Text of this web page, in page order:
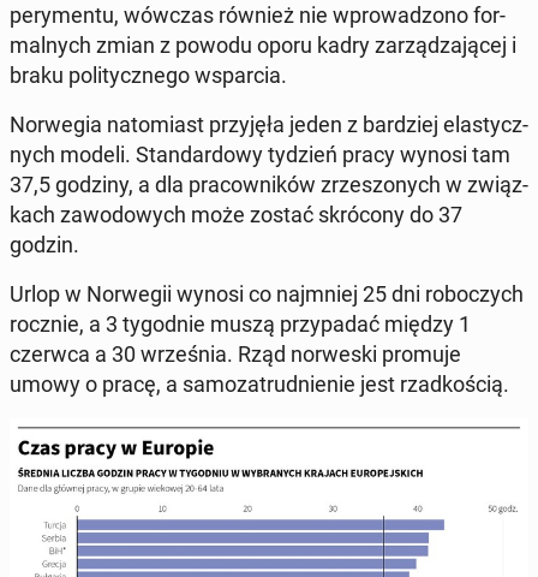
pe­ry­men­tu, wówczas również nie wpro­wa­dzo­no for­
mal­nych zmian z powodu oporu kadry za­rzą­dza­ją­cej i
braku po­li­tycz­ne­go wspar­cia.
Nor­we­gia na­to­miast przy­ję­ła jeden z bar­dziej ela­stycz­
nych modeli. Stan­dar­do­wy tydzień pracy wynosi tam
37,5 godziny, a dla pra­cow­ni­ków zrze­szo­nych w związ­
kach za­wo­do­wych może zostać skró­co­ny do 37
godzin.
Urlop w Nor­we­gii wynosi co naj­mniej 25 dni ro­bo­czych
rocznie, a 3 ty­go­dnie muszą przy­pa­dać między 1
czerwca a 30 wrze­śnia. Rząd nor­we­ski promuje
umowy o pracę, a sa­mo­za­trud­nie­nie jest rzad­ko­ścią.